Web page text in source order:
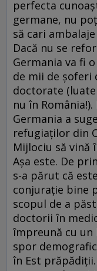
perfecta
germane, nu
să cari
Dacă nu se
Germania va fi
de mii de șoferi
doctorate
nu în România!).
Germania a
refugiaților din
Mijlociu să vină
Așa este. De
s-a părut că
conjurație bine
scopul de a
doctorii în
împreună cu un
spor
în Est